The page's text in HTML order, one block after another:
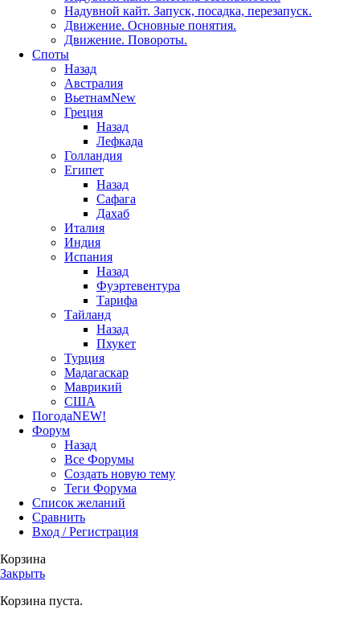
Надувной кайт. Запуск, посадка, перезапуск.
Движение. Основные понятия.
Движение. Повороты.
Споты
Назад
Австралия
ВьетнамNew
Греция
Назад
Лефкада
Голландия
Египет
Назад
Сафага
Дахаб
Италия
Индия
Испания
Назад
Фуэртевентура
Тарифа
Тайланд
Назад
Пхукет
Турция
Мадагаскар
Маврикий
США
ПогодаNEW!
Форум
Назад
Все Форумы
Создать новую тему
Теги Форума
Список желаний
Сравнить
Вход / Регистрация
Корзина
Закрыть
Корзина пуста.